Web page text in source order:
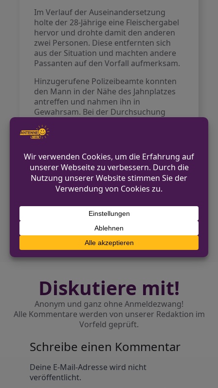
Im Verlauf der Auseinandersetzung
holte der 28-Jährige eine Fleischergabel
hervor und drohte damit den anderen
zwei Personen. Diese entfernten sich
aus der Situation und machten andere
Passanten auf den Vorfall aufmerksam.
Hinzugerufene Polizeibeamte konnten
den Mann in der Nähe des Jahnplatzes
antreffen und nahmen ihn in
Gewahrsam. Bei der Durchsuchung
stellte sie sicher.
VORHERIGER BEITRAG
Gladbeck: Mann bei Wohnungsbrand tödlich
verletzt
Fahrradprüfung an der Grundschule
Diskutiere mit!
Anonym und ganz ohne Anmeldezwang!
Alle Kommentare werden von unserer Redaktion im
Vorfeld geprüft.
Schreibe einen Kommentar
Deine E-Mail-Adresse wird nicht
veröffentlicht.